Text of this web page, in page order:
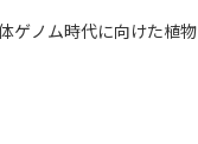
ゲノム時代に向けた植物